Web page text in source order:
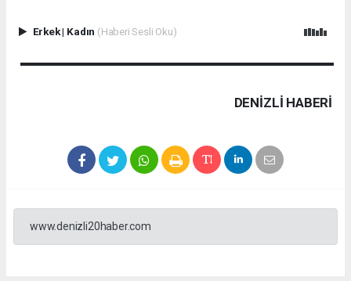
Erkek| Kadın (Haberi Sesli Oku)
DENIZLI HABERİ
www.denizli20haber.com